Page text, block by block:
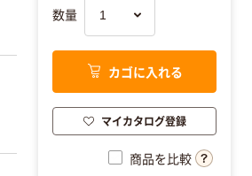
数量
カゴに入れる
マイカタログ登録
商品を比較